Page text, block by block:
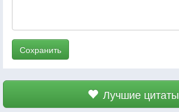
Сохранить
Лучшие цитаты